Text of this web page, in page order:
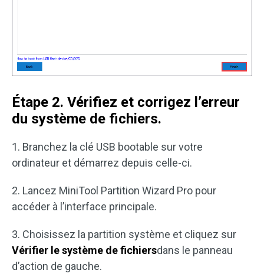
Étape 2. Vérifiez et corrigez l’erreur
du système de fichiers.
1. Branchez la clé USB bootable sur votre
ordinateur et démarrez depuis celle-ci.
2. Lancez MiniTool Partition Wizard Pro pour
accéder à l’interface principale.
3. Choisissez la partition système et cliquez sur
Vérifier le système de fichiersdans le panneau
d’action de gauche.